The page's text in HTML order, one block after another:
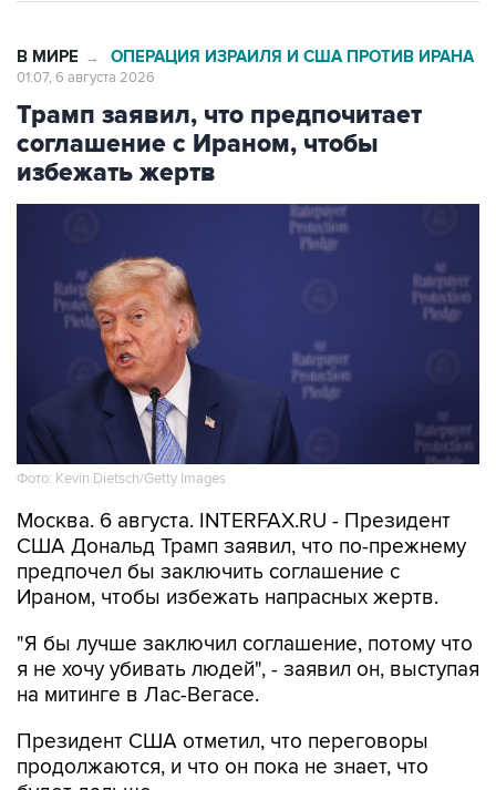
В МИРЕ → ОПЕРАЦИЯ ИЗРАИЛЯ И США ПРОТИВ ИРАНА
01:07, 6 августа 2026
Трамп заявил, что предпочитает
соглашение с Ираном, чтобы
избежать жертв
Фото: Kevin Dietsch/Getty Images
Москва. 6 августа. INTERFAX.RU - Президент
США Дональд Трамп заявил, что по-прежнему
предпочел бы заключить соглашение с
Ираном, чтобы избежать напрасных жертв.
"Я бы лучше заключил соглашение, потому что
я не хочу убивать людей", - заявил он, выступая
на митинге в Лас-Вегасе.
Президент США отметил, что переговоры
продолжаются, и что он пока не знает, что